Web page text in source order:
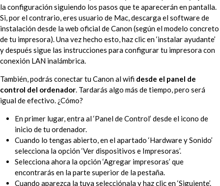
la configuración siguiendo los pasos que te aparecerán en pantalla.
Si, por el contrario, eres usuario de Mac, descarga el software de
instalación desde la web oficial de Canon (según el modelo concreto
de tu impresora). Una vez hecho esto, haz clic en ‘instalar ayudante’
y después sigue las instrucciones para configurar tu impresora con
conexión LAN inalámbrica.
También, podrás conectar tu Canon al wifi desde el panel de
control del ordenador. Tardarás algo más de tiempo, pero será
igual de efectivo. ¿Cómo?
En primer lugar, entra al ‘Panel de Control’ desde el icono de
inicio de tu ordenador.
Cuando lo tengas abierto, en el apartado ‘Hardware y Sonido’
selecciona la opción ‘Ver dispositivos e Impresoras’.
Selecciona ahora la opción ‘Agregar impresoras’ que
encontrarás en la parte superior de la pestaña.
Cuando aparezca la tuya selecciónala y haz clic en ‘Siguiente’.